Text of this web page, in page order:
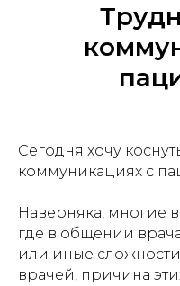
Сегодня хочу
коммуникациях с
Наверняка, многие
где в общении
или иные
врачей, причина